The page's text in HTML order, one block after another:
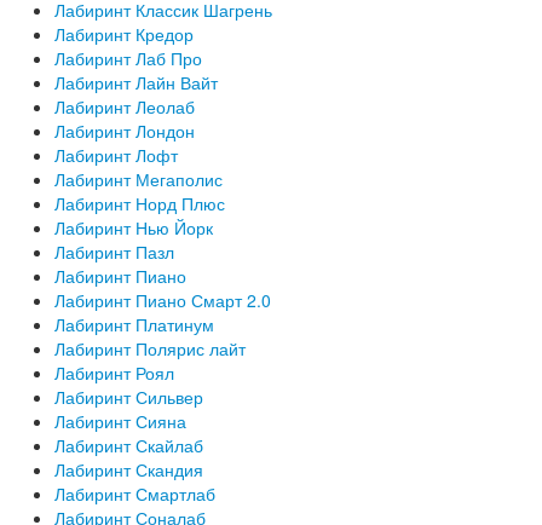
Лабиринт Классик Шагрень
Лабиринт Кредор
Лабиринт Лаб Про
Лабиринт Лайн Вайт
Лабиринт Леолаб
Лабиринт Лондон
Лабиринт Лофт
Лабиринт Мегаполис
Лабиринт Норд Плюс
Лабиринт Нью Йорк
Лабиринт Пазл
Лабиринт Пиано
Лабиринт Пиано Смарт 2.0
Лабиринт Платинум
Лабиринт Полярис лайт
Лабиринт Роял
Лабиринт Сильвер
Лабиринт Сияна
Лабиринт Скайлаб
Лабиринт Скандия
Лабиринт Смартлаб
Лабиринт Соналаб